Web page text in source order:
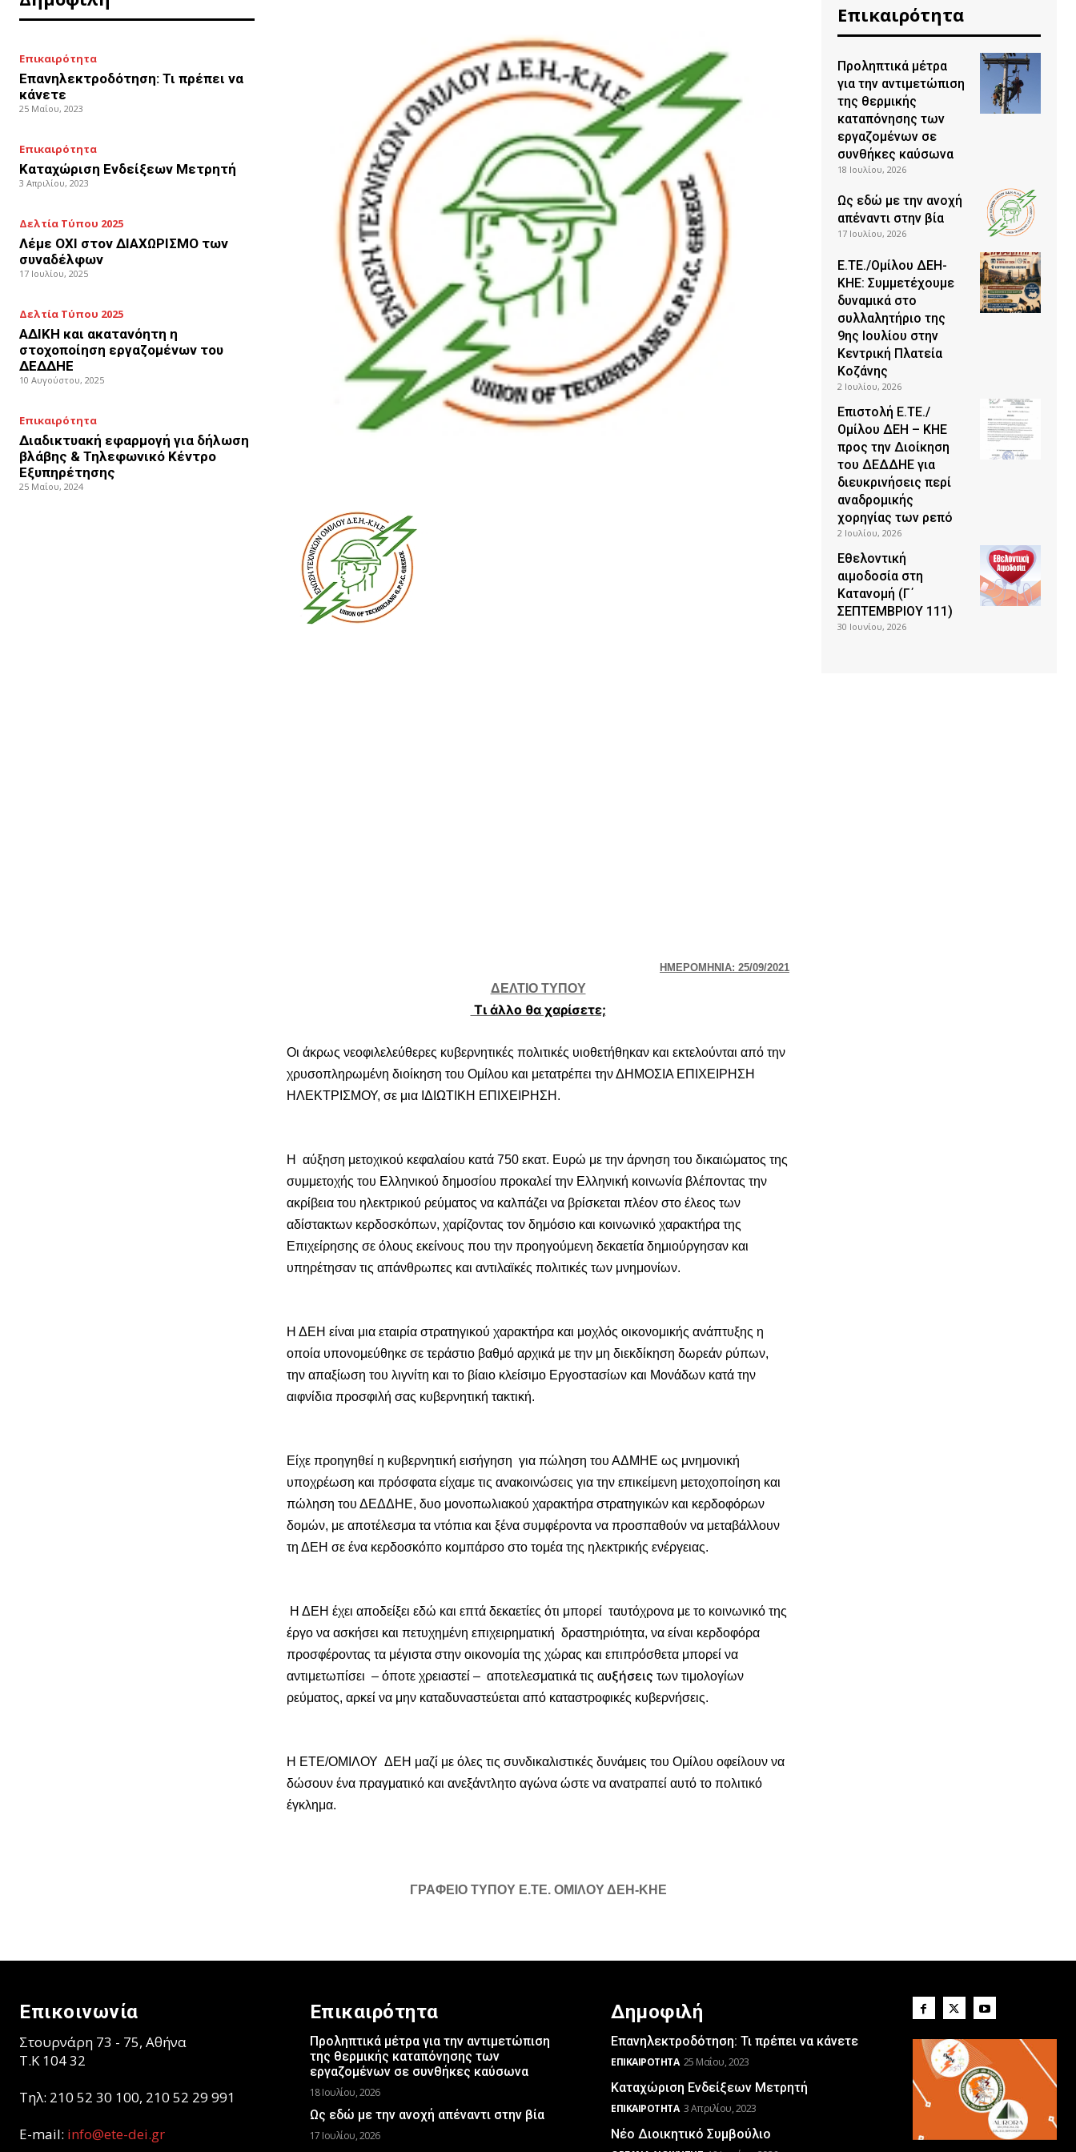
Επικαιρότητα
Επανηλεκτροδότηση: Τι πρέπει να
κάνετε
25 Μαΐου, 2023
Επικαιρότητα
Καταχώριση Ενδείξεων Μετρητή
3 Απριλίου, 2023
Δελτία Τύπου 2025
Λέμε ΟΧΙ στον ΔΙΑΧΩΡΙΣΜΟ των
συναδέλφων
17 Ιουλίου, 2025
Δελτία Τύπου 2025
ΑΔΙΚΗ και ακατανόητη η
στοχοποίηση εργαζομένων του
ΔΕΔΔΗΕ
10 Αυγούστου, 2025
Επικαιρότητα
Διαδικτυακή εφαρμογή για δήλωση
βλάβης & Τηλεφωνικό Κέντρο
Εξυπηρέτησης
25 Μαΐου, 2024
ΗΜΕΡΟΜΗΝΙΑ: 25/09/2021
ΔΕΛΤΙΟ ΤΥΠΟΥ
Τι άλλο θα χαρίσετε;
Οι άκρως νεοφιλελεύθερες κυβερνητικές πολιτικές υιοθετήθηκαν και εκτελούνται από την
χρυσοπληρωμένη διοίκηση του Ομίλου και μετατρέπει την ΔΗΜΟΣΙΑ ΕΠΙΧΕΙΡΗΣΗ
ΗΛΕΚΤΡΙΣΜΟΥ, σε μια ΙΔΙΩΤΙΚΗ ΕΠΙΧΕΙΡΗΣΗ.
Η αύξηση μετοχικού κεφαλαίου κατά 750 εκατ. Ευρώ με την άρνηση του δικαιώματος της
συμμετοχής του Ελληνικού δημοσίου προκαλεί την Ελληνική κοινωνία βλέποντας την
ακρίβεια του ηλεκτρικού ρεύματος να καλπάζει να βρίσκεται πλέον στο έλεος των
αδίστακτων κερδοσκόπων, χαρίζοντας τον δημόσιο και κοινωνικό χαρακτήρα της
Επιχείρησης σε όλους εκείνους που την προηγούμενη δεκαετία δημιούργησαν και
υπηρέτησαν τις απάνθρωπες και αντιλαϊκές πολιτικές των μνημονίων.
Η ΔΕΗ είναι μια εταιρία στρατηγικού χαρακτήρα και μοχλός οικονομικής ανάπτυξης η
οποία υπονομεύθηκε σε τεράστιο βαθμό αρχικά με την μη διεκδίκηση δωρεάν ρύπων,
την απαξίωση του λιγνίτη και το βίαιο κλείσιμο Εργοστασίων και Μονάδων κατά την
αιφνίδια προσφιλή σας κυβερνητική τακτική.
Είχε προηγηθεί η κυβερνητική εισήγηση για πώληση του ΑΔΜΗΕ ως μνημονική
υποχρέωση και πρόσφατα είχαμε τις ανακοινώσεις για την επικείμενη μετοχοποίηση και
πώληση του ΔΕΔΔΗΕ, δυο μονοπωλιακού χαρακτήρα στρατηγικών και κερδοφόρων
δομών, με αποτέλεσμα τα ντόπια και ξένα συμφέροντα να προσπαθούν να μεταβάλλουν
τη ΔΕΗ σε ένα κερδοσκόπο κομπάρσο στο τομέα της ηλεκτρικής ενέργειας.
Η ΔΕΗ έχει αποδείξει εδώ και επτά δεκαετίες ότι μπορεί ταυτόχρονα με το κοινωνικό της
έργο να ασκήσει και πετυχημένη επιχειρηματική δραστηριότητα, να είναι κερδοφόρα
προσφέροντας τα μέγιστα στην οικονομία της χώρας και επιπρόσθετα μπορεί να
αντιμετωπίσει – όποτε χρειαστεί – αποτελεσματικά τις αυξήσεις των τιμολογίων
ρεύματος, αρκεί να μην καταδυναστεύεται από καταστροφικές κυβερνήσεις.
Η ΕΤΕ/ΟΜΙΛΟΥ ΔΕΗ μαζί με όλες τις συνδικαλιστικές δυνάμεις του Ομίλου οφείλουν να
δώσουν ένα πραγματικό και ανεξάντλητο αγώνα ώστε να ανατραπεί αυτό το πολιτικό
έγκλημα.
ΓΡΑΦΕΙΟ ΤΥΠΟΥ Ε.ΤΕ. ΟΜΙΛΟΥ ΔΕΗ-ΚΗΕ
Επικαιρότητα
Προληπτικά μέτρα
για την αντιμετώπιση
της θερμικής
καταπόνησης των
εργαζομένων σε
συνθήκες καύσωνα
18 Ιουλίου, 2026
Ως εδώ με την ανοχή
απέναντι στην βία
17 Ιουλίου, 2026
Ε.ΤΕ./Ομίλου ΔΕΗ-
ΚΗΕ: Συμμετέχουμε
δυναμικά στο
συλλαλητήριο της
9ης Ιουλίου στην
Κεντρική Πλατεία
Κοζάνης
2 Ιουλίου, 2026
Επιστολή Ε.ΤΕ./
Ομίλου ΔΕΗ – ΚΗΕ
προς την Διοίκηση
του ΔΕΔΔΗΕ για
διευκρινήσεις περί
αναδρομικής
χορηγίας των ρεπό
2 Ιουλίου, 2026
Εθελοντική
αιμοδοσία στη
Κατανομή (Γ΄
ΣΕΠΤΕΜΒΡΙΟΥ 111)
30 Ιουνίου, 2026
Επικοινωνία
Στουρνάρη 73 - 75, Αθήνα
T.K 104 32
Τηλ: 210 52 30 100, 210 52 29 991
E-mail: info@ete-dei.gr
Επικαιρότητα
Προληπτικά μέτρα για την αντιμετώπιση
της θερμικής καταπόνησης των
εργαζομένων σε συνθήκες καύσωνα
18 Ιουλίου, 2026
Ως εδώ με την ανοχή απέναντι στην βία
17 Ιουλίου, 2026
Δημοφιλή
Επανηλεκτροδότηση: Τι πρέπει να κάνετε
ΕΠΙΚΑΙΡΌΤΗΤΑ 25 Μαΐου, 2023
Καταχώριση Ενδείξεων Μετρητή
ΕΠΙΚΑΙΡΌΤΗΤΑ 3 Απριλίου, 2023
Νέο Διοικητικό Συμβούλιο